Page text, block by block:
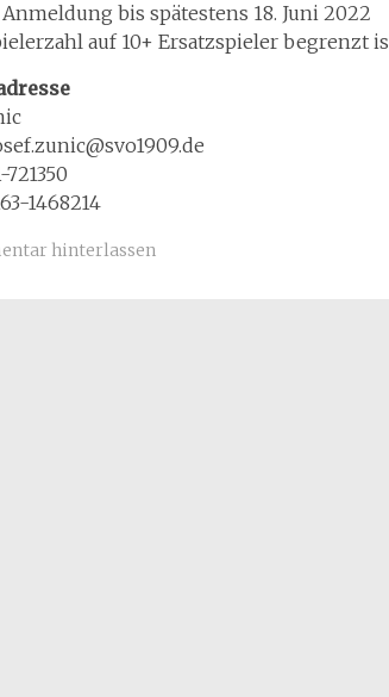
bis spätestens 18. Juni 2022
auf 10+ Ersatzspieler begrenzt
721350
1468214
hinterlassen